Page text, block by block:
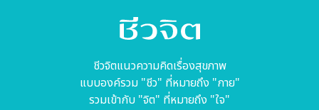
ชีวจิตแนวความคิดเรื่องสุขภาพ
แบบองค์รวม "ชีว" ที่หมายถึง "กาย"
รวมเข้ากับ "จิต" ที่หมายถึง "ใจ"